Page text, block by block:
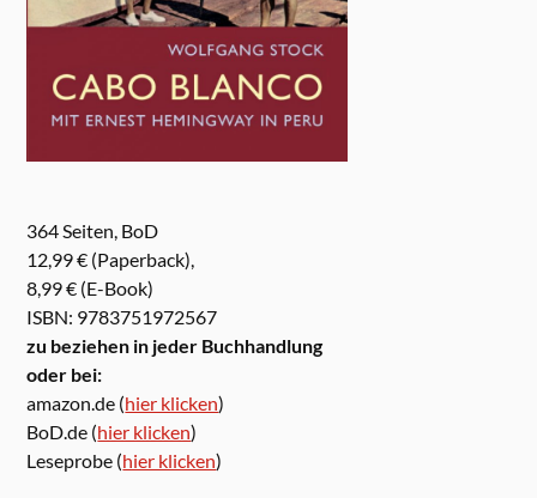
364 Seiten, BoD
12,99 € (Paperback),
8,99 € (E-Book)
ISBN: 9783751972567
zu beziehen in jeder Buchhandlung
oder bei:
amazon.de (hier klicken)
BoD.de (hier klicken)
Leseprobe (hier klicken)